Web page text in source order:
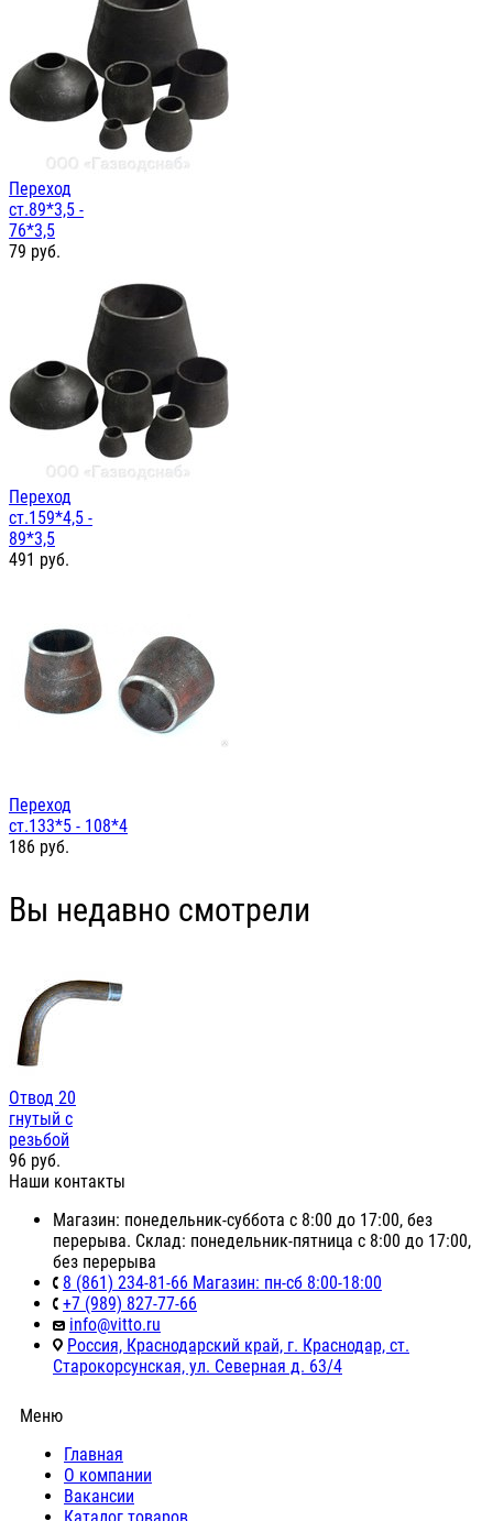
Переход
ст.89*3,5 -
76*3,5
79 руб.
Переход
ст.159*4,5 -
89*3,5
491 руб.
Переход
ст.133*5 - 108*4
186 руб.
Вы недавно смотрели
Отвод 20
гнутый с
резьбой
96 руб.
Наши контакты
Магазин: понедельник-суббота с 8:00 до 17:00, без
перерыва. Склад: понедельник-пятница с 8:00 до 17:00,
без перерыва
8 (861) 234-81-66 Магазин: пн-сб 8:00-18:00
+7 (989) 827-77-66
info@vitto.ru
Россия, Краснодарский край, г. Краснодар, ст.
Старокорсунская, ул. Северная д. 63/4
Меню
Главная
О компании
Вакансии